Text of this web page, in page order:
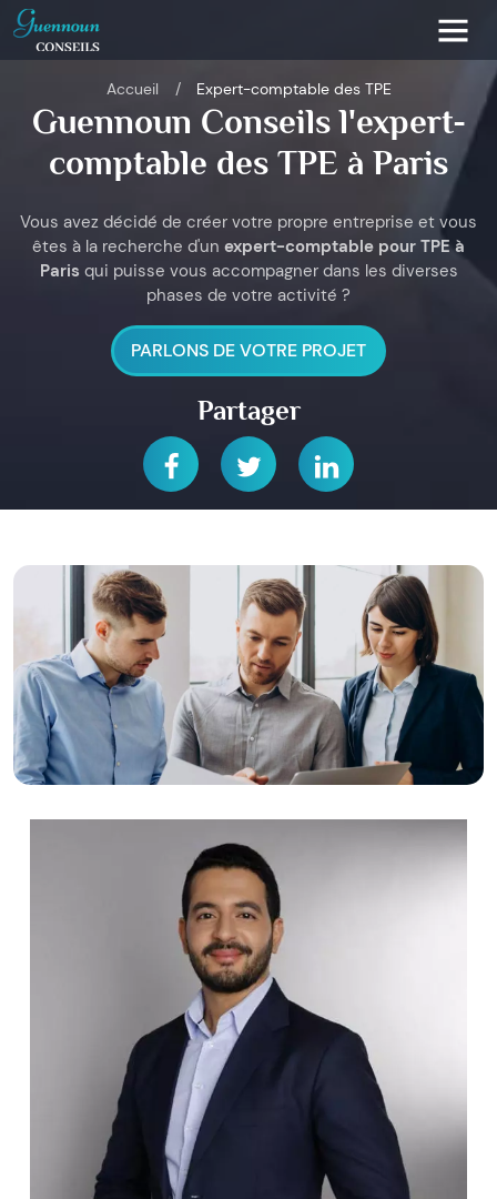
Accueil Expert-comptable des TPE
Guennoun Conseils l'expert-
comptable des TPE à Paris
Vous avez décidé de créer votre propre entreprise et vous
êtes à la recherche d'un expert-comptable pour TPE à
Paris qui puisse vous accompagner dans les diverses
phases de votre activité ?
PARLONS DE VOTRE PROJET
Partager